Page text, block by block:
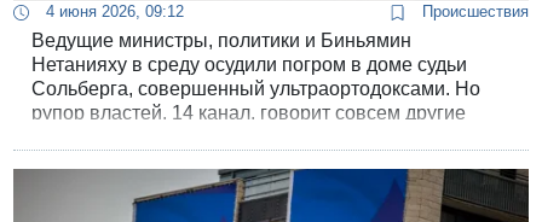
4 июня 2026, 09:12 Происшествия
Ведущие министры, политики и Биньямин
Нетанияху в среду осудили погром в доме судьи
Сольберга, совершенный ультраортодоксами. Но
рупор властей, 14 канал, говорит совсем другие